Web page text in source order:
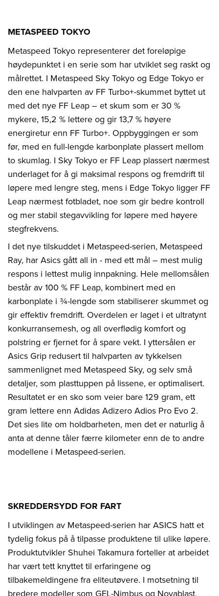
METASPEED TOKYO
Metaspeed Tokyo representerer det foreløpige
høydepunktet i en serie som har utviklet seg raskt og
målrettet. I Metaspeed Sky Tokyo og Edge Tokyo er
den ene halvparten av FF Turbo+-skummet byttet ut
med det nye FF Leap – et skum som er 30 %
mykere, 15,2 % lettere og gir 13,7 % høyere
energiretur enn FF Turbo+. Oppbyggingen er som
før, med en full-lengde karbonplate plassert mellom
to skumlag. I Sky Tokyo er FF Leap plassert nærmest
underlaget for å gi maksimal respons og fremdrift til
løpere med lengre steg, mens i Edge Tokyo ligger FF
Leap nærmest fotbladet, noe som gir bedre kontroll
og mer stabil stegavvikling for løpere med høyere
stegfrekvens.
I det nye tilskuddet i Metaspeed-serien, Metaspeed
Ray, har Asics gått all in - med ett mål – mest mulig
respons i lettest mulig innpakning. Hele mellomsålen
består av 100 % FF Leap, kombinert med en
karbonplate i ¾-lengde som stabiliserer skummet og
gir effektiv fremdrift. Overdelen er laget i et ultratynt
konkurransemesh, og all overflødig komfort og
polstring er fjernet for å spare vekt. I yttersålen er
Asics Grip redusert til halvparten av tykkelsen
sammenlignet med Metaspeed Sky, og selv små
detaljer, som plasttuppen på lissene, er optimalisert.
Resultatet er en sko som veier bare 129 gram, ett
gram lettere enn Adidas Adizero Adios Pro Evo 2.
Det sies lite om holdbarheten, men det er naturlig å
anta at denne tåler færre kilometer enn de to andre
modellene i Metaspeed-serien.
SKREDDERSYDD FOR FART
I utviklingen av Metaspeed-serien har ASICS hatt et
tydelig fokus på å tilpasse produktene til ulike løpere.
Produktutvikler Shuhei Takamura forteller at arbeidet
har vært tett knyttet til erfaringene og
tilbakemeldingene fra eliteutøvere. I motsetning til